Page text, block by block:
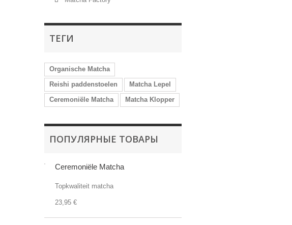
ТЕГИ
Organische Matcha
Reishi paddenstoelen
Matcha Lepel
Ceremoniële Matcha
Matcha Klopper
ПОПУЛЯРНЫЕ ТОВАРЫ
Ceremoniële Matcha
Topkwaliteit matcha
23,95 €